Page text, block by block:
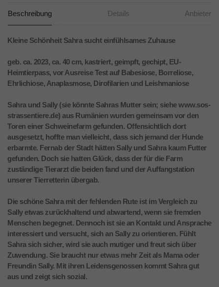
Beschreibung Details Anbieter
Kleine Schönheit Sahra sucht einfühlsames Zuhause
geb. ca. 2023, ca. 40 cm, kastriert, geimpft, gechipt, EU-
Heimtierpass, vor Ausreise Test auf Babesiose, Borreliose,
Ehrlichiose, Anaplasmose, Dirofilarien und Leishmaniose
Sahra und Sally (sie könnte Sahras Mutter sein; siehe www.sos-
strassentiere.de) aus Rumänien wurden gemeinsam vor den
Toren einer Schweinefarm gefunden. Offensichtlich dort
ausgesetzt, hoffte man vielleicht, dass sich jemand der Hunde
erbarmte. Fernab der Stadt hätten Sally und Sahra kaum Futter
gefunden. Doch sie hatten Glück, dass der für die Farm
zuständige Tierarzt die beiden fand und der Auffangstation
unserer Tierretterin übergab.
Die schöne Sahra mit der fehlenden Rute ist im Vergleich zu
Sally etwas zurückhaltend und abwartend, wenn sie fremden
Menschen begegnet. Dennoch ist sie an Kontakt und Ansprache
interessiert und versucht, sich an Sally zu orientieren. Fühlt
Sahra sich sicher, wird sie auch mutiger und freut sich über
Zuwendung. Sie braucht nur etwas mehr Zeit als Mama oder
Freundin Sally. Mit ihren Leidensgenossen kommt Sahra gut
aus und zeigt sich sozial.